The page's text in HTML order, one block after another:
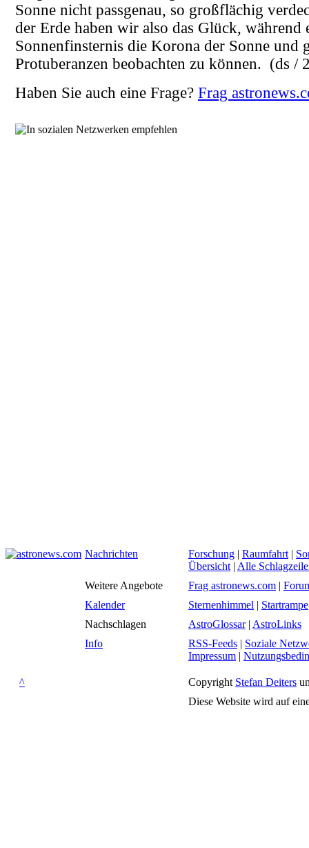
Sonne nicht passgenau, so großflächig
der Erde haben wir also das Glück, während
Sonnenfinsternis die Korona der Sonne und
Protuberanzen beobachten zu können. (ds /
Haben Sie auch eine Frage? Frag
Nachrichten Forschung | Raumfahrt |
Übersicht | Alle
Weitere Angebote
Frag astronews.com |
Kalender
Sternenhimmel | Startrampe
Nachschlagen
AstroGlossar| AstroLinks
Info
RSS-Feeds | Soziale
Impressum |
^ Copyright Stefan Deiters
Diese Website wird auf